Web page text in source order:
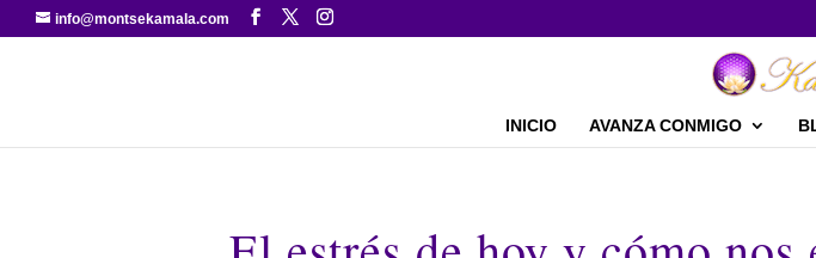
info@montsekamala.com
INICIO AVANZA CONMIGO